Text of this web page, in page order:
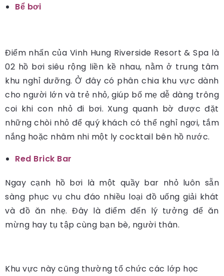
Bể bơi
Điểm nhấn của Vinh Hung Riverside Resort & Spa là
02 hồ bơi siêu rộng liền kề nhau, nằm ở trung tâm
khu nghỉ dưỡng. Ở đây có phân chia khu vực dành
cho người lớn và trẻ nhỏ, giúp bố mẹ dễ dàng trông
coi khi con nhỏ đi bơi. Xung quanh bờ được đặt
những chòi nhỏ để quý khách có thể nghỉ ngơi, tắm
nắng hoặc nhâm nhi một ly cocktail bên hồ nước.
Red Brick Bar
Ngay cạnh hồ bơi là một quầy bar nhỏ luôn sẵn
sàng phục vụ chu đáo nhiều loại đồ uống giải khát
và đồ ăn nhẹ. Đây là điểm đến lý tưởng để ăn
mừng hay tụ tập cùng bạn bè, người thân.
Khu vực này cũng thường tổ chức các lớp học